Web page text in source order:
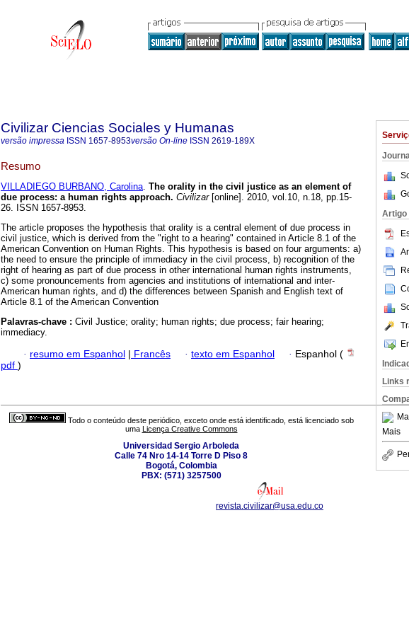
Artigo
Links
Mais
Civilizar Ciencias Sociales y Humanas
versão impressa ISSN 1657-8953versão On-line ISSN 2619-189X
Resumo
VILLADIEGO BURBANO, Carolina. The orality in the civil justice as an element of
due process: a human rights approach. Civilizar[online]. 2010, vol.10, n.18, pp.15-
26. ISSN 1657-8953.
The article proposes the hypothesis that orality is a central element of due process in
civil justice, which is derived from the "right to a hearing" contained in Article 8.1 of the
American Convention on Human Rights. This hypothesis is based on four arguments: a)
the need to ensure the principle of immediacy in the civil process, b) recognition of the
right of hearing as part of due process in other international human rights instruments,
c) some pronouncements from agencies and institutions of international and inter-
American human rights, and d) the differences between Spanish and English text of
Article 8.1 of the American Convention
Palavras-chave : Civil Justice; orality; human rights; due process; fair hearing;
immediacy.
· resumo em Espanhol | Francês · texto em Espanhol · Espanhol (
pdf )
Todo o conteúdo deste periódico, exceto onde está identificado, está licenciado sob
uma Licença Creative Commons
Universidad Sergio Arboleda
Calle 74 Nro 14-14 Torre D Piso 8
Bogotá, Colombia
PBX: (571) 3257500
revista.civilizar@usa.edu.co